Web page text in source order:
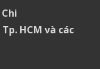
HCM và các